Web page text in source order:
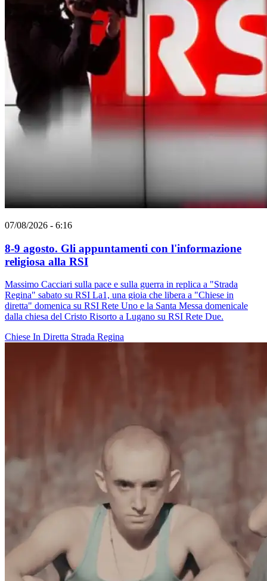
07/08/2026 - 6:16
8-9 agosto. Gli appuntamenti con l'informazione
religiosa alla RSI
Massimo Cacciari sulla pace e sulla guerra in replica a "Strada
Regina" sabato su RSI La1, una gioia che libera a "Chiese in
diretta" domenica su RSI Rete Uno e la Santa Messa domenicale
dalla chiesa del Cristo Risorto a Lugano su RSI Rete Due.
Chiese In Diretta Strada Regina